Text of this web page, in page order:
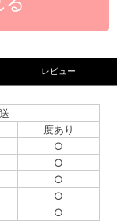
レビュー
度あり
○
○
○
○
○